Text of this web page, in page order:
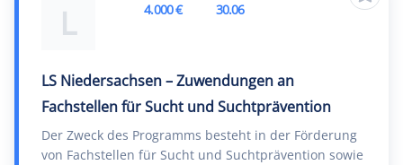
L
LS Niedersachsen – Zuwendungen an
Fachstellen für Sucht und Suchtprävention
Der Zweck des Programms besteht in der Förderung
von Fachstellen für Sucht und Suchtprävention sowie
4.000 € 30.06